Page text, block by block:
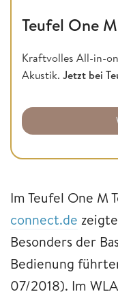
Teufel One M
Kraftvolles All-in-
Akustik. Jetzt bei
Im Teufel One M
connect.de
Besonders der
Bedienung
07/2018). Im